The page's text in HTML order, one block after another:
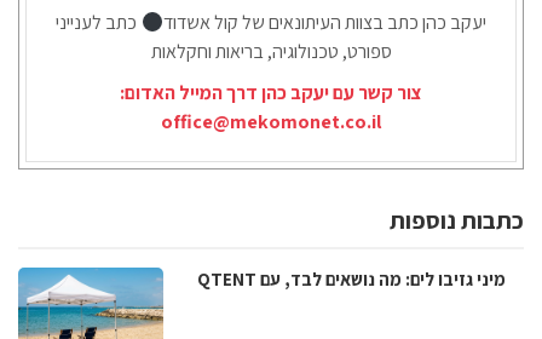
יעקב כהן כתב בצוות העיתונאים של קול אשדוד
כתב לענייני
ספורט, טכנולוגיה, בריאות וחקלאות
צור קשר עם יעקב כהן דרך המייל האדום:
office@mekomonet.co.il
כתבות נוספות
מיני גזיבו לים: מה נושאים לבד, עם QTENT